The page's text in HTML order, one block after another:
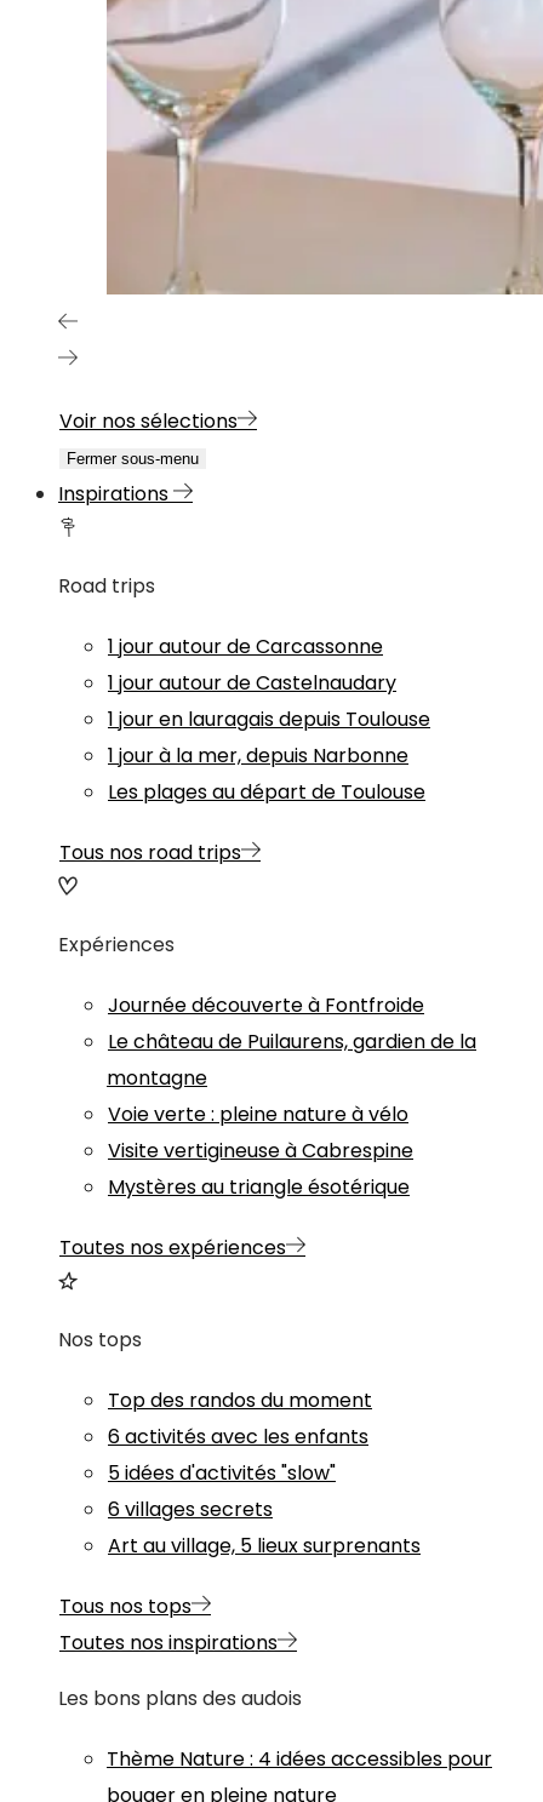
Voir nos sélections
Fermer sous-menu
Inspirations
Road trips
1 jour autour de Carcassonne
1 jour autour de Castelnaudary
1 jour en lauragais depuis Toulouse
1 jour à la mer, depuis Narbonne
Les plages au départ de Toulouse
Tous nos road trips
Expériences
Journée découverte à Fontfroide
Le château de Puilaurens, gardien de la
montagne
Voie verte : pleine nature à vélo
Visite vertigineuse à Cabrespine
Mystères au triangle ésotérique
Toutes nos expériences
Nos tops
Top des randos du moment
6 activités avec les enfants
5 idées d'activités "slow"
6 villages secrets
Art au village, 5 lieux surprenants
Tous nos tops
Toutes nos inspirations
Les bons plans des audois
Thème Nature: 4 idées accessibles pour
bouger en pleine nature